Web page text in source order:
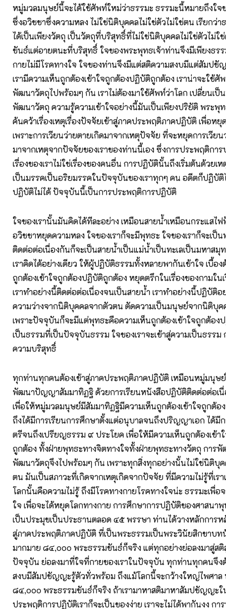
หมู่มวลมนุษย์นี้จะได้ใช้ศัพท์ใหม่ว่าธรรมะ ธรรมะนี้หมายถึงใจข
ซึ่งอวิชชาซึ่งความหลง ไม่ใช่นิติบุคคลไม่ใช่ตัวไม่ใช่ตน เรียกว่า
ได้เป็นเพียงวัตถุ เป็นวัตถุที่บริสุทธิ์ที่ไม่ใช่นิติบุคคลไม่ใช่ตัวไม่ใ
ขันธ์แต่อายตนะที่บริสุทธิ์ ใจของพระพุทธเจ้าท่านจึงมีเพียงธรร
กายไม่มีโรคทางใจ ใจของท่านจึงมีแต่สติความสงบมีแต่สัมปชั
เรามีความเห็นถูกต้องเข้าใจถูกต้องปฏิบัติถูกต้อง เราน่าจะใช้
พัฒนาวัตถุไปพร้อมๆ กัน เราไม่ต้องมาใช้ศัพท์ว่าโลก เปลี่ยนเ
พัฒนาวัตถุ ความรู้ความเข้าใจอย่างนี้มันเป็นเพียงปริยัติ พระพุ
ค้นคว้าเรื่องเหตุเรื่องปัจจัยเข้าสู่ภาคประพฤติภาคปฏิบัติ เพื่อห
เพราะการเวียนว่ายตายเกิดมาจากเหตุปัจจัย ที่จะหยุดการเวียน
มาจากเหตุจากปัจจัยของเราของท่านนี้เอง ซึ่งการประพฤติกา
เรื่องของเราไม่ใช่เรื่องของคนอื่น การปฏิบัตินั้นถึงเริ่มต้นด้วยเ
เป็นมรรคเป็นอริยมรรคในปัจจุบันของเราทุกๆ คน อดีตก็ปฏิบัติ
ปฏิบัติไม่ได้ ปัจจุบันนี้เป็นการประพฤติการปฏิบัติ
ใจของเรานั้นมันคิดได้ทีละอย่าง เหมือนสายน้ำเหมือนกระแสไฟ
อวิชชาหยุดความหลง ใจของเราก็จะมีพุทธะ ใจของเราก็จะเป็น
ติดต่อต่อเนื่องกันก็จะเป็นสายน้ำเป็นแม่น้ำเป็นทะเลเป็นมหาสมุ
เราคิดได้อย่างเดียว ให้ผู้ปฏิบัติธรรมทั้งหลายพากันเข้าใจ เบื้อ
ถูกต้องเข้าใจถูกต้องปฏิบัติถูกต้อง หยุดตรึกในเรื่องของกามใน
เราทำอย่างนี้ติดต่อต่อเนื่องจนเป็นสายน้ำ เราทำอย่างนี้ปฏิบัติ
ความว่างจากนิติบุคคลจากตัวตน ตัดความเป็นมนุษย์จากนิติบุ
เพราะปัจจุบันก็จะมีแต่พุทธะคือความเห็นถูกต้องเข้าใจถูกต้อง
เป็นธรรมที่เป็นปัจจุบันธรรม ใจของเราจะเข้าสู่ความเป็นธรรม
ความบริสุทธิ์
ทุกท่านทุกคนต้องเข้าสู่ภาคประพฤติภาคปฏิบัติ เหมือนหมู่มนุษ
พัฒนาปัญญาสัมมาทิฏฐิ ด้วยการเรียนหนังสือปฏิบัติติดต่อต่อเนื่
เพื่อให้หมู่มวลมนุษย์มีสัมมาทิฏฐิมีความเห็นถูกต้องเข้าใจถูกต้อ
ถึงได้มีการเรียนการศึกษาตั้งแต่อนุบาลจนถึงปริญญาเอก ได้มี
ตรีจนถึงเปรียญธรรม ๙ ประโยค เพื่อให้มีความเห็นถูกต้องเข้
ถูกต้อง ทั้งฝ่ายพุทธะทางจิตทางใจทั้งฝ่ายพุทธะทางวัตถุ การ
พัฒนาวัตถุจึงไปพร้อมๆ กัน เพราะทุกสิ่งทุกอย่างนั้นไม่ใช่นิติบุค
ตน มันเป็นสภาวะที่เกิดจากเหตุเกิดจากปัจจัย ที่มีความไม่รู้ที่เรา
โลกนั้นคือความไม่รู้ ถึงมีโรคทางกายโรคทางใจน่ะ ธรรมะเพื่อ
ใจ เพื่อจะได้หยุดโลกทางกาย การศึกษาการปฏิบัติของศาสนา
เป็นประมุขเป็นประธานตลอด ๔๕ พรรษา ท่านได้วางหลักการห
สู่ภาคประพฤติภาคปฏิบัติ ที่เป็นพระธรรมเป็นพระวินัยสิกขาบ
มากมาย ๘๔,๐๐๐ พระธรรมขันธ์ก็จริง แต่ทุกอย่างย่อลงมาสู่
ปัจจุบัน ย่อลงมาที่ใจที่กายของเราในปัจจุบัน ทุกท่านทุกคนจึง
สงบมีสัมปชัญญะรู้ตัวทั่วพร้อม ถึงแม้โลกนี้จะกว้างใหญ่ไพศาล
๘๔,๐๐๐ พระธรรมขันธ์ก็จริง ถ้าเรามาหาสติมาหาสัมปชัญญะ
ประพฤติการปฏิบัติเราก็จะเป็นของง่าย เราจะไม่ได้พากันงง ก